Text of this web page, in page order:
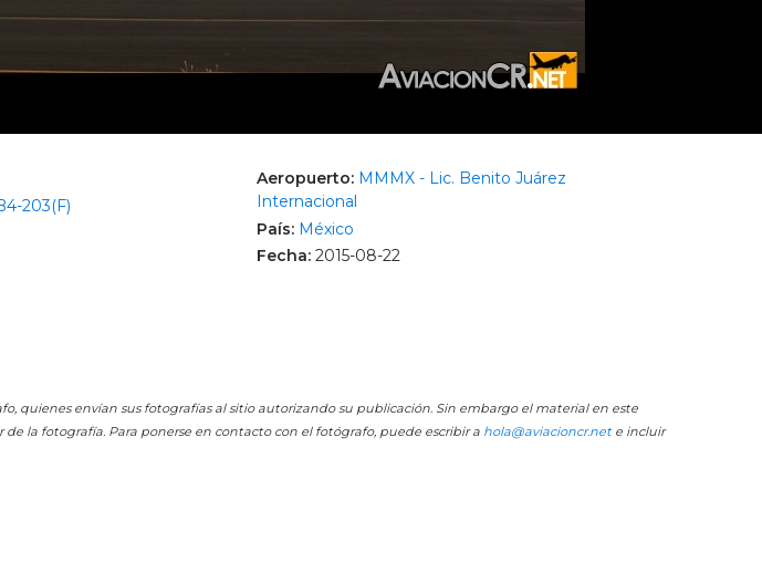
203(F)
Aeropuerto: MMMX - Lic. Benito Juárez
Internacional
País: México
Fecha: 2015-08-22
quienes envían sus fotografías al sitio autorizando su publicación. Sin embargo el material en este
la fotografía. Para ponerse en contacto con el fotógrafo, puede escribir a hola@aviacioncr.nete incluir